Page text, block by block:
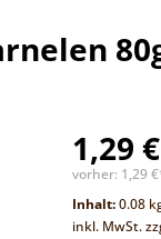
1,29
vorher: 1,29
Inhalt:0.08
inkl. MwSt.